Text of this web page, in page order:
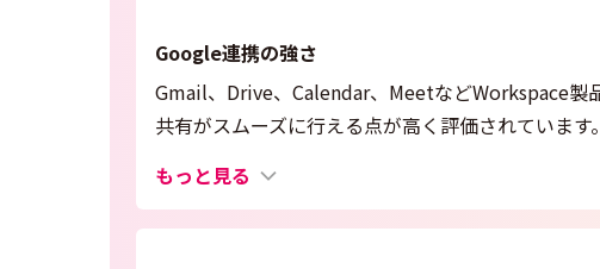
Google連携の強さ
Gmail、Drive、Calendar、MeetなどWorkspace製
共有がスムーズに行える点が高く評価されています。
もっと見る